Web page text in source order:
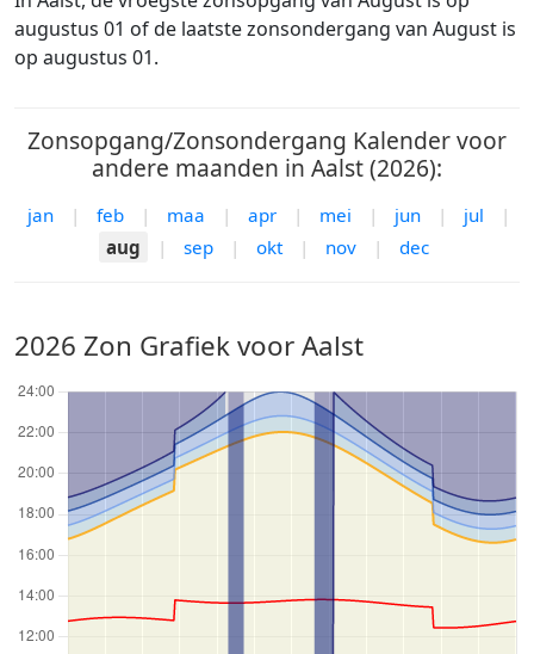
augustus 01 of de laatste zonsondergang van August is
op augustus 01.
Zonsopgang/Zonsondergang Kalender voor
andere maanden in Aalst (2026):
jan | feb | maa | apr | mei | jun | jul
|
aug
| sep | okt | nov | dec
2026 Zon Grafiek voor Aalst